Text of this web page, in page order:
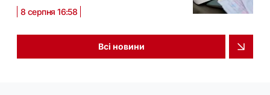
8 серпня 16:58
Всі новини